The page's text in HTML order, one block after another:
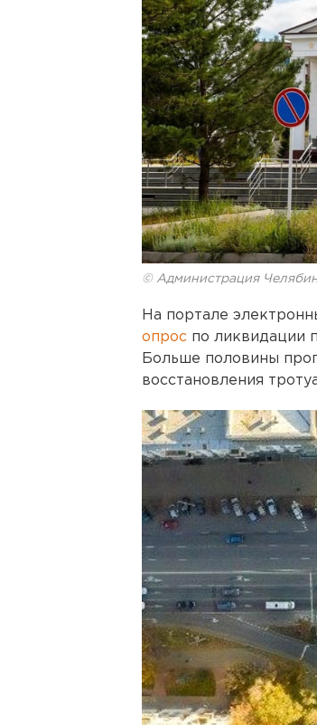
© Администрация
На портале
опрос по ликвидации
Больше половины
восстановления